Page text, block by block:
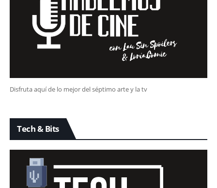
Disfruta aquí de lo mejor del séptimo arte y la tv
Tech & Bits